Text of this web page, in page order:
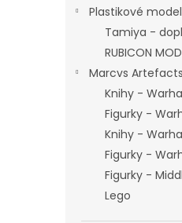
Plastikové
Tamiya -
RUBICON
Marcvs Artefacts
Knihy -
Figurky -
Knihy -
Figurky -
Figurky -
Lego